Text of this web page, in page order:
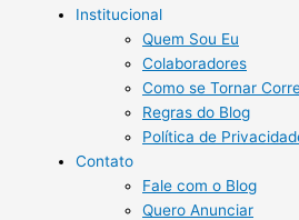
Institucional
Quem Sou Eu
Colaboradores
Como se Tornar
Regras do Blog
Política de
Contato
Fale com o Blog
Quero Anunciar